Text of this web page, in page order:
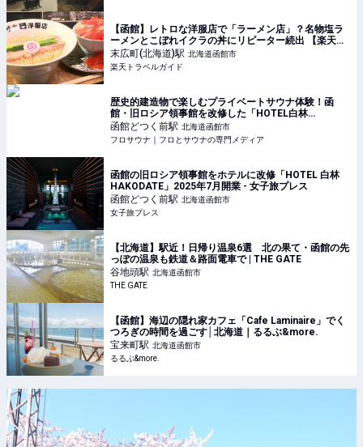
【函館】レトロな洋服店で「ラーメン店」？名物塩ラ
ーメンとこぼれイクラの丼にリピーター続出 【楽天ト
ラベル】
末広町(北海道)駅 北海道函館市
楽天トラベルガイド
歴史的建造物で楽しむプライベートサウナ体験！函
館・旧ロシア領事館を改修した「HOTEL白林
HAKODATE」が7月12日開業 - フロサウナ｜フロとサ
ウナの専門メディア
函館どつく前駅 北海道函館市
フロサウナ｜フロとサウナの専門メディア
函館の旧ロシア領事館をホテルに改修「HOTEL 白林
HAKODATE」2025年7月開業 - 女子旅プレス
函館どつく前駅 北海道函館市
女子旅プレス
【北海道】駅近！日帰り温泉6選 北の果て・函館の先
っぽの温泉も鉄道＆路面電車で | THE GATE
谷地頭駅 北海道函館市
THE GATE
【函館】海辺の隠れ家カフェ「Cafe Laminaire」でく
つろぎの時間を過ごす│北海道｜るるぶ&more.
宝来町駅 北海道函館市
るるぶ&more.